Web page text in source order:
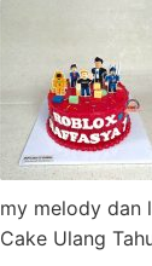
my melody dan
Cake Ulang